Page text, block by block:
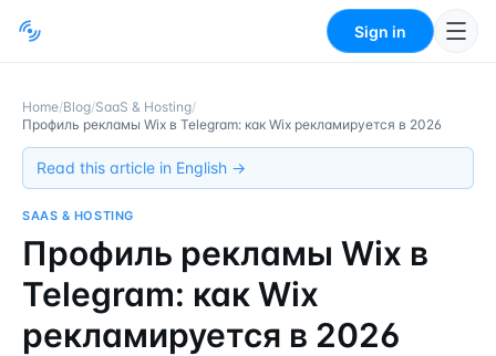
Sign in
Home/Blog/SaaS & Hosting/
Профиль рекламы Wix в Telegram: как Wix рекламируется в 2026
Read this article in English →
SAAS & HOSTING
Профиль рекламы Wix в
Telegram: как Wix
рекламируется в 2026